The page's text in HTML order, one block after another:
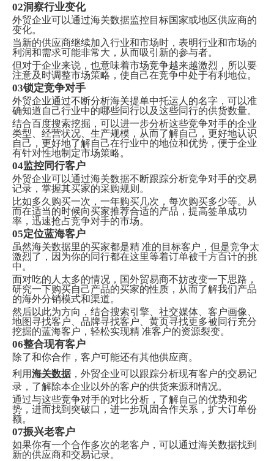
02洞察行业变化
外贸企业可以通过海关数据监控目标国家或地区供应商的
变化。
当新的供应商继续加入行业和市场时，表明行业和市场的
利润和需求可能非常大，从而吸引新的参与者。
但对于企业来说，也意味着市场竞争越来越激烈，所以要
注意及时调整市场策略，使自己在竞争中处于有利地位。
03锁定竞争对手
外贸企业通过不断分析海关提单中托运人的名字，可以准
确知道自己行业中的哪些同行以及这些同行的供货数量。
结合百度搜索挖掘，可以进一步分析这些竞争对手的企业
类型、经营状况、生产规模，从而了解自己，更好地认识
自己，更好地了解自己在行业中的地位和优势，便于企业
有针对性地制定市场策略。
04监控同行客户
外贸企业可以通过海关数据不断跟踪分析竞争对手的交易
记录，掌握其买家的采购规则。
比如多久购买一次，一年购买几次，每次购买多少等。从
而在适当的时候向买家推荐合适的产品，提高签单成功
率，迅速抢占竞争对手的市场。
05定位蓝海客户
虽然海关数据里的买家都是精 准的目标客户，但是竞争太
激烈了，因为你的同行都在这里等着订单被千方百计的挑
中。
面对吃的人太多的情况，国外贸易商不妨改变一下思路，
研究一下购买自己产品的买家的性质，从而了解我们产品
的海外分销模式和渠道。
然后以此为方向，结合搜索引擎、社交媒体、客户画像、
地图寻找客户、品牌寻找客户、黄页寻找更多被同行充分
挖掘的蓝海客户，轻松实现精 准客户的资源裂变。
06整合现有客户
除了和你合作，客户可能还有其他供应商。
利用海关数据，外贸企业可以跟踪分析现有客户的交易记
录，了解除本企业以外的客户的供货来源和情况。
通过与这些竞争对手的对比分析，了解自己的优势和劣
势，进而找到突破口，进一步巩固合作关系，扩大订单份
额。
07振兴老客户
如果你有一个合作多次的老客户，可以通过海关数据找到
新的供应商和交易记录。